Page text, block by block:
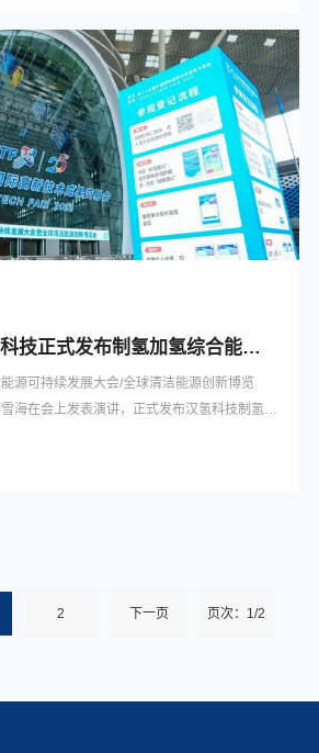
直击展会丨汉氢科技正式发布制氢加氢综合能源站加盟运营商业模式
源可持续发展大会/全球清洁能源创新博览
海在会上发表演讲，正式发布汉氢科技制氢加
2 下一页 页次：1/2